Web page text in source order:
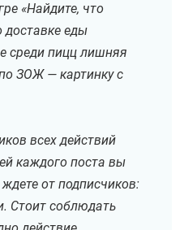
«Найдите, что
доставке еды
среди пицц лишняя
ЗОЖ — картинку с
всех действий
каждого поста вы
от подписчиков:
Стоит соблюдать